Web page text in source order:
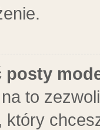
posty
to